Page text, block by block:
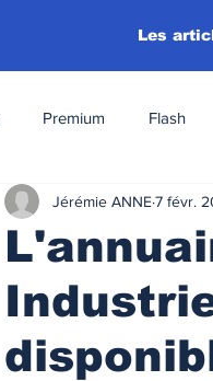
Les
Premium Flash
Jérémie ANNE7 févr.